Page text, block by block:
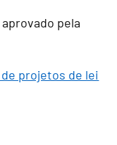
pela
projetos de lei